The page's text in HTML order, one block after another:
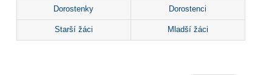
Dorostenky Dorostenci
Starší žáci Mladší žáci